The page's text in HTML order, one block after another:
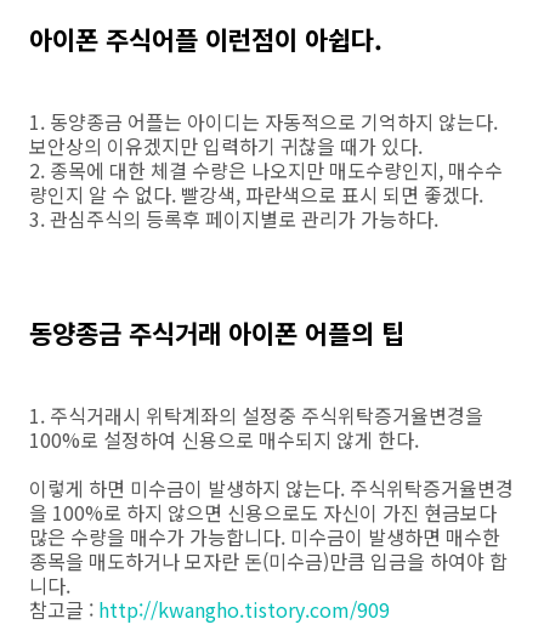
아이폰 주식어플 이런점이 아쉽다.
1. 동양종금 어플는 아이디는 자동적으로 기억하지 않는다.
보안상의 이유겠지만 입력하기 귀찮을 때가 있다.
2. 종목에 대한 체결 수량은 나오지만 매도수량인지, 매수수
량인지 알 수 없다. 빨강색, 파란색으로 표시 되면 좋겠다.
3. 관심주식의 등록후 페이지별로 관리가 가능하다.
동양종금 주식거래 아이폰 어플의 팁
1. 주식거래시 위탁계좌의 설정중 주식위탁증거율변경을
100%로 설정하여 신용으로 매수되지 않게 한다.
이렇게 하면 미수금이 발생하지 않는다. 주식위탁증거율변경
을 100%로 하지 않으면 신용으로도 자신이 가진 현금보다
많은 수량을 매수가 가능합니다. 미수금이 발생하면 매수한
종목을 매도하거나 모자란 돈(미수금)만큼 입금을 하여야 합
니다.
참고글 : http://kwangho.tistory.com/909